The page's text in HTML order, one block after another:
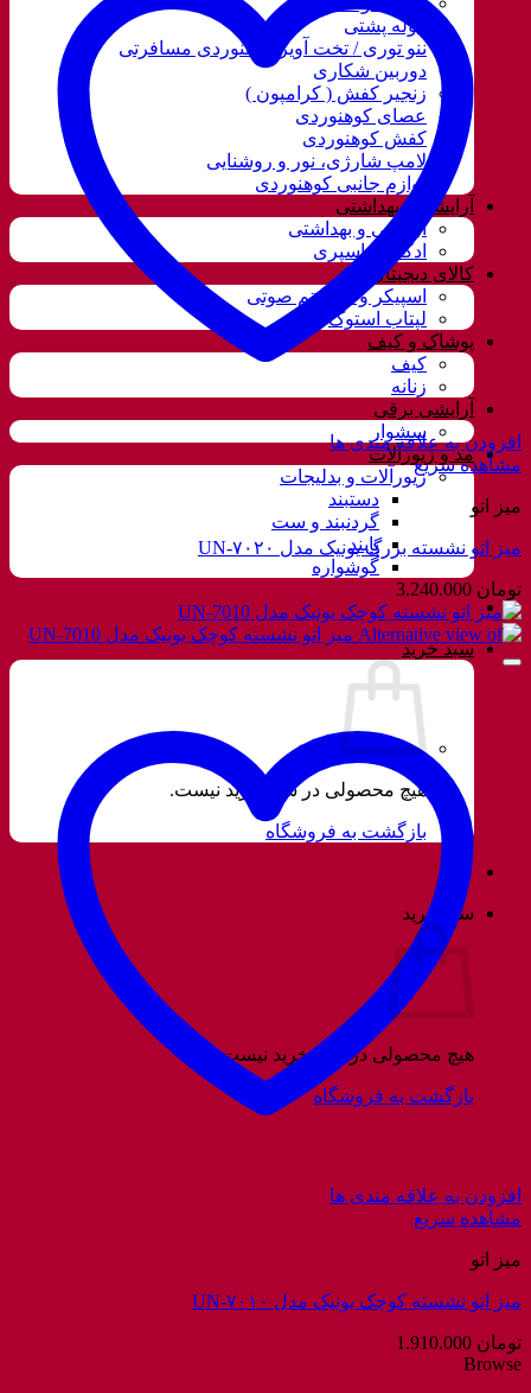
کوله پشتی
ننو توری / تخت آویز کوهنوردی مسافرتی
دوربین شکاری
زنجیر کفش ( کرامپون )
عصای کوهنوردی
کفش کوهنوردی
لامپ شارژی، نور و روشنایی
لوازم جانبی کوهنوردی
آرایشی و بهداشتی
آرایشی و بهداشتی
ادکلن و اسپری
کالای دیجیتال
اسپیکر و سیستم صوتی
لپتاب استوک
پوشاک و کیف
کیف
زنانه
آرایشی برقی
سشوار
مد و زیورآلات
زیورآلات و بدلیجات
دستبند
گردنبند و ست
پابند
گوشواره
سبد خرید
هیچ محصولی در سبد خرید نیست.
بازگشت به فروشگاه
سبد خرید
هیچ محصولی در سبد خرید نیست.
بازگشت به فروشگاه
افزودن به علاقه مندی ها
مشاهده سریع
میز اتو
میز اتو نشسته بزرگ یونیک مدل UN-۷۰۲۰
تومان
افزودن به علاقه مندی ها
مشاهده سریع
میز اتو
میز اتو نشسته کوچک یونیک مدل UN-۷۰۱۰
تومان
Browse